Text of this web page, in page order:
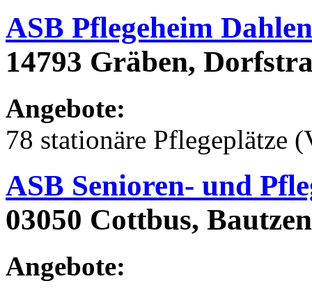
ASB Pflegeheim Dahlen
14793 Gräben,
Angebote:
78 stationäre Pflegeplätze
ASB Senioren- und
03050 Cottbus,
Angebote: